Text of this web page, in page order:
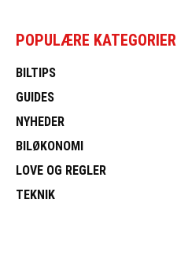
POPULÆRE KATEGORIER
BILTIPS
GUIDES
NYHEDER
BILØKONOMI
LOVE OG REGLER
TEKNIK